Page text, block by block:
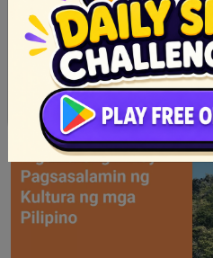
TOP 50 Sikat Na Mga